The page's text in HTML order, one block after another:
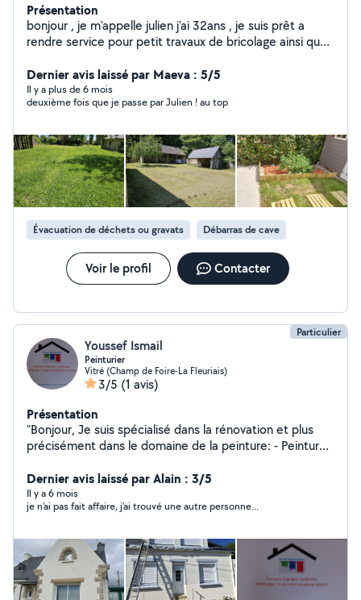
Présentation
bonjour , je m'appelle julien j'ai 32ans , je suis prêt a
rendre service pour petit travaux de bricolage ainsi que
Dernier avis laissé par Maeva : 5/5
Il y a plus de 6 mois
deuxième fois que je passe par Julien ! au top
Évacuation de déchets ou gravats Débarras de cave
Voir le profil Contacter
Particulier
Youssef Ismail
Peinturier
Vitré (Champ de Foire-La Fleuriais)
3/5 (1 avis)
Présentation
"Bonjour, Je suis spécialisé dans la rénovation et plus
précisément dans le domaine de la peinture: - Peinture
façade et toiture - Enduit / Taloche Le devis est gratuit
et les conseils couleurs sont offerts. Je suis disponible
24h/24, n'hésitez pas à me contacter."
Dernier avis laissé par Alain : 3/5
Il y a 6 mois
je n'ai pas fait affaire, j'ai trouvé une autre personne...